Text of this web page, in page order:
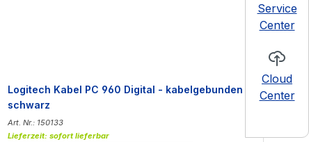
Service
Center
Cloud
Center
Logitech Kabel PC 960 Digital - kabelgebunden -
schwarz
Art. Nr.: 150133
Lieferzeit: sofort lieferbar